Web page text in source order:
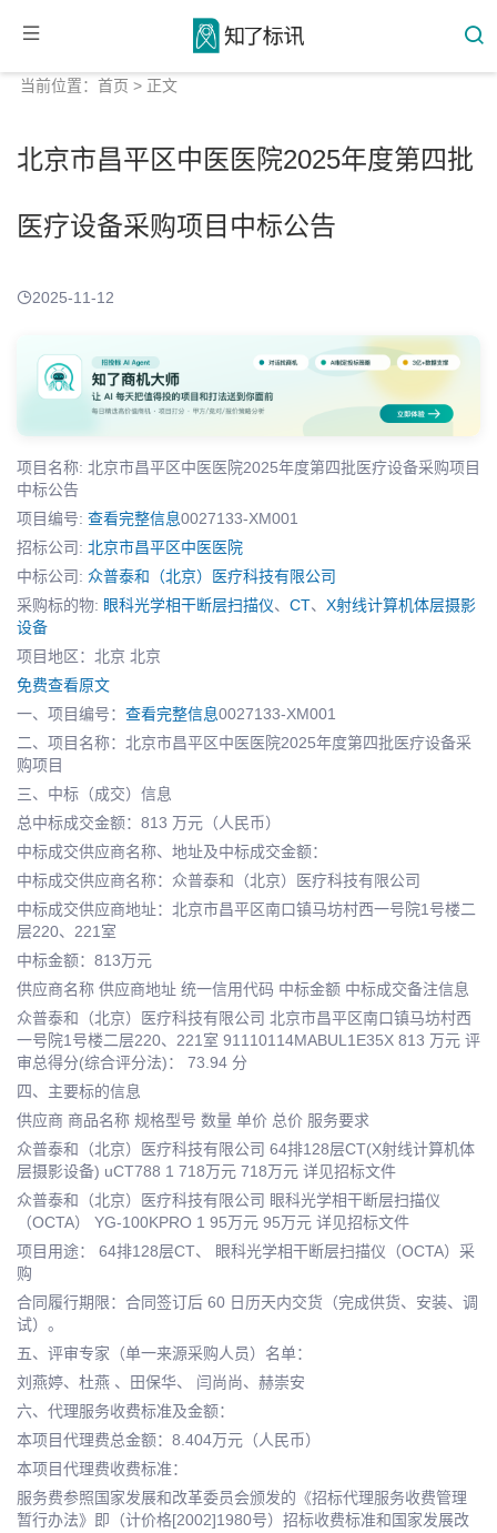
当前位置： 首页 > 正文
北京市昌平区中医医院2025年度第四批
医疗设备采购项目中标公告
2025-11-12
项目名称: 北京市昌平区中医医院2025年度第四批医疗设备采购项目
中标公告
项目编号: 查看完整信息0027133-XM001
招标公司: 北京市昌平区中医医院
中标公司: 众普泰和（北京）医疗科技有限公司
采购标的物: 眼科光学相干断层扫描仪、 CT、 X射线计算机体层摄影
设备
项目地区：北京 北京
免费查看原文
一、项目编号： 查看完整信息0027133-XM001
二、项目名称：北京市昌平区中医医院2025年度第四批医疗设备采
购项目
三、中标（成交）信息
总中标成交金额：813 万元（人民币）
中标成交供应商名称、地址及中标成交金额：
中标成交供应商名称：众普泰和（北京）医疗科技有限公司
中标成交供应商地址：北京市昌平区南口镇马坊村西一号院1号楼二
层220、221室
中标金额：813万元
供应商名称 供应商地址 统一信用代码 中标金额 中标成交备注信息
众普泰和（北京）医疗科技有限公司 北京市昌平区南口镇马坊村西
一号院1号楼二层220、221室 91110114MABUL1E35X 813 万元 评
审总得分(综合评分法)： 73.94 分
四、主要标的信息
供应商 商品名称 规格型号 数量 单价 总价 服务要求
众普泰和（北京）医疗科技有限公司 64排128层CT(X射线计算机体
层摄影设备) uCT788 1 718万元 718万元 详见招标文件
众普泰和（北京）医疗科技有限公司 眼科光学相干断层扫描仪
（OCTA） YG-100KPRO 1 95万元 95万元 详见招标文件
项目用途： 64排128层CT、 眼科光学相干断层扫描仪（OCTA）采
购
合同履行期限：合同签订后 60 日历天内交货（完成供货、安装、调
试）。
五、评审专家（单一来源采购人员）名单：
刘燕婷、杜燕 、田保华、 闫尚尚、赫崇安
六、代理服务收费标准及金额：
本项目代理费总金额：8.404万元（人民币）
本项目代理费收费标准：
服务费参照国家发展和改革委员会颁发的《招标代理服务收费管理
暂行办法》即（计价格[2002]1980号）招标收费标准和国家发展改